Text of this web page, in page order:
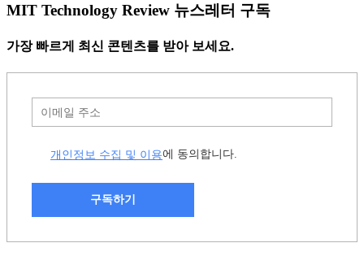
MIT Technology Review 뉴스레터 구독
가장 빠르게 최신 콘텐츠를 받아 보세요.
개인정보 수집 및 이용에 동의합니다.
구독하기